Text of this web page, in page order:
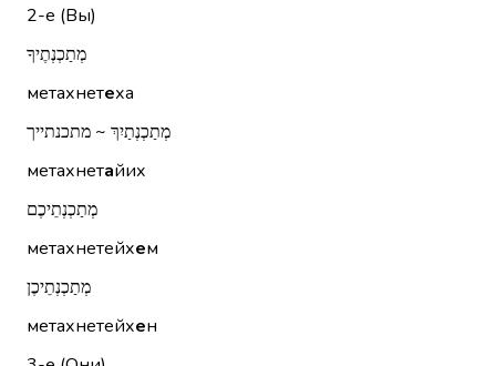
2-е (Вы)
מְתַכְנְתֶיךָ
метахнетеха
מְתַכְנְתַיִךְ ~ מתכנתייך
метахнетайих
מְתַכְנְתֵיכֶם
метахнетейхем
מְתַכְנְתֵיכֶן
метахнетейхен